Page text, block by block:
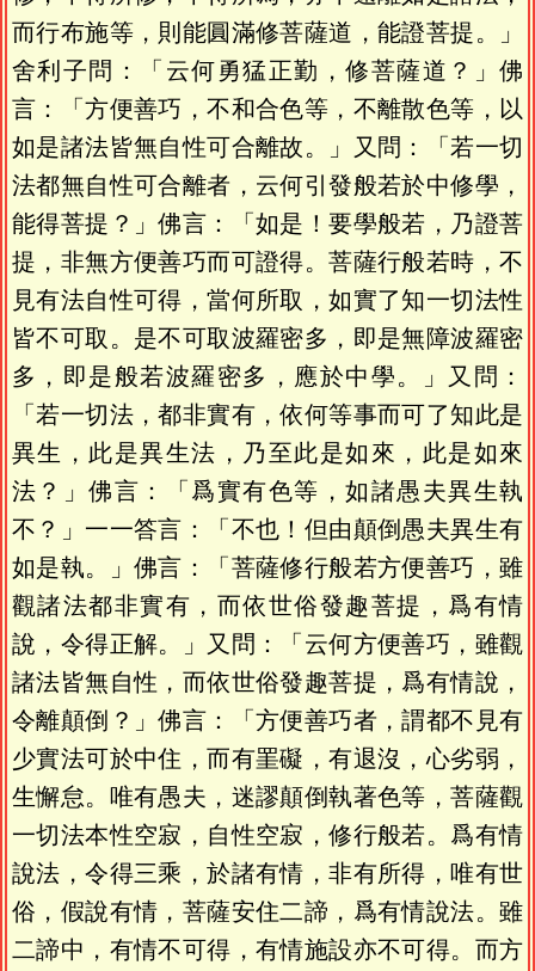
而行布施等，則能圓滿修菩薩道，能證菩提。」
舍利子問：「云何勇猛正勤，修菩薩道？」佛
言：「方便善巧，不和合色等，不離散色等，以
如是諸法皆無自性可合離故。」又問：「若一切
法都無自性可合離者，云何引發般若於中修學，
能得菩提？」佛言：「如是！要學般若，乃證菩
提，非無方便善巧而可證得。菩薩行般若時，不
見有法自性可得，當何所取，如實了知一切法性
皆不可取。是不可取波羅密多，即是無障波羅密
多，即是般若波羅密多，應於中學。」又問：
「若一切法，都非實有，依何等事而可了知此是
異生，此是異生法，乃至此是如來，此是如來
法？」佛言：「爲實有色等，如諸愚夫異生執
不？」一一答言：「不也！但由顛倒愚夫異生有
如是執。」佛言：「菩薩修行般若方便善巧，雖
觀諸法都非實有，而依世俗發趣菩提，爲有情
說，令得正解。」又問：「云何方便善巧，雖觀
諸法皆無自性，而依世俗發趣菩提，爲有情說，
令離顛倒？」佛言：「方便善巧者，謂都不見有
少實法可於中住，而有罣礙，有退沒，心劣弱，
生懈怠。唯有愚夫，迷謬顛倒執著色等，菩薩觀
一切法本性空寂，自性空寂，修行般若。爲有情
說法，令得三乘，於諸有情，非有所得，唯有世
俗，假說有情，菩薩安住二諦，爲有情說法。雖
二諦中，有情不可得，有情施設亦不可得。而方